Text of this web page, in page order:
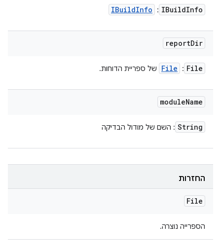
IBuildInfo
:
IBuildInfo
reportDir
File
:
File של ספריית הדוחות.
moduleName
String : השם של מודול הבדיקה
החזרות
File
הספרייה נוצרה.